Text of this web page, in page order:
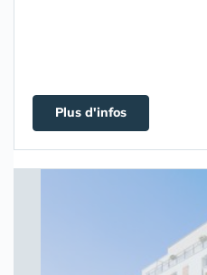
Plus d'infos